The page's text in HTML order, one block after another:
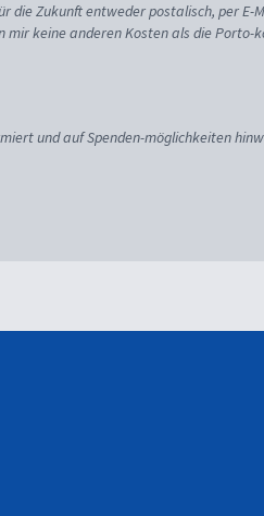
Zukunft entweder postalisch, per E-
mir keine anderen Kosten als die Porto-
und auf Spenden-möglichkeiten